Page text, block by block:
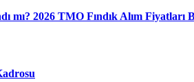
mı? 2026 TMO Fındık Alım Fiyatları